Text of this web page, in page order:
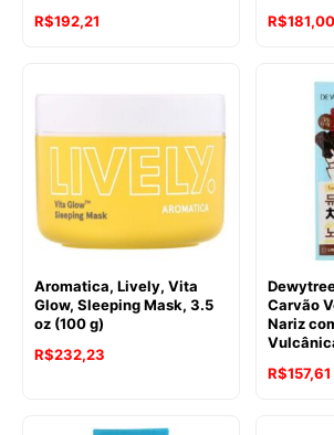
R$192,21
R$181,00
Aromatica, Lively, Vita
Glow, Sleeping Mask, 3.5
oz (100 g)
R$232,23
Carvão
Nariz
R$157,61